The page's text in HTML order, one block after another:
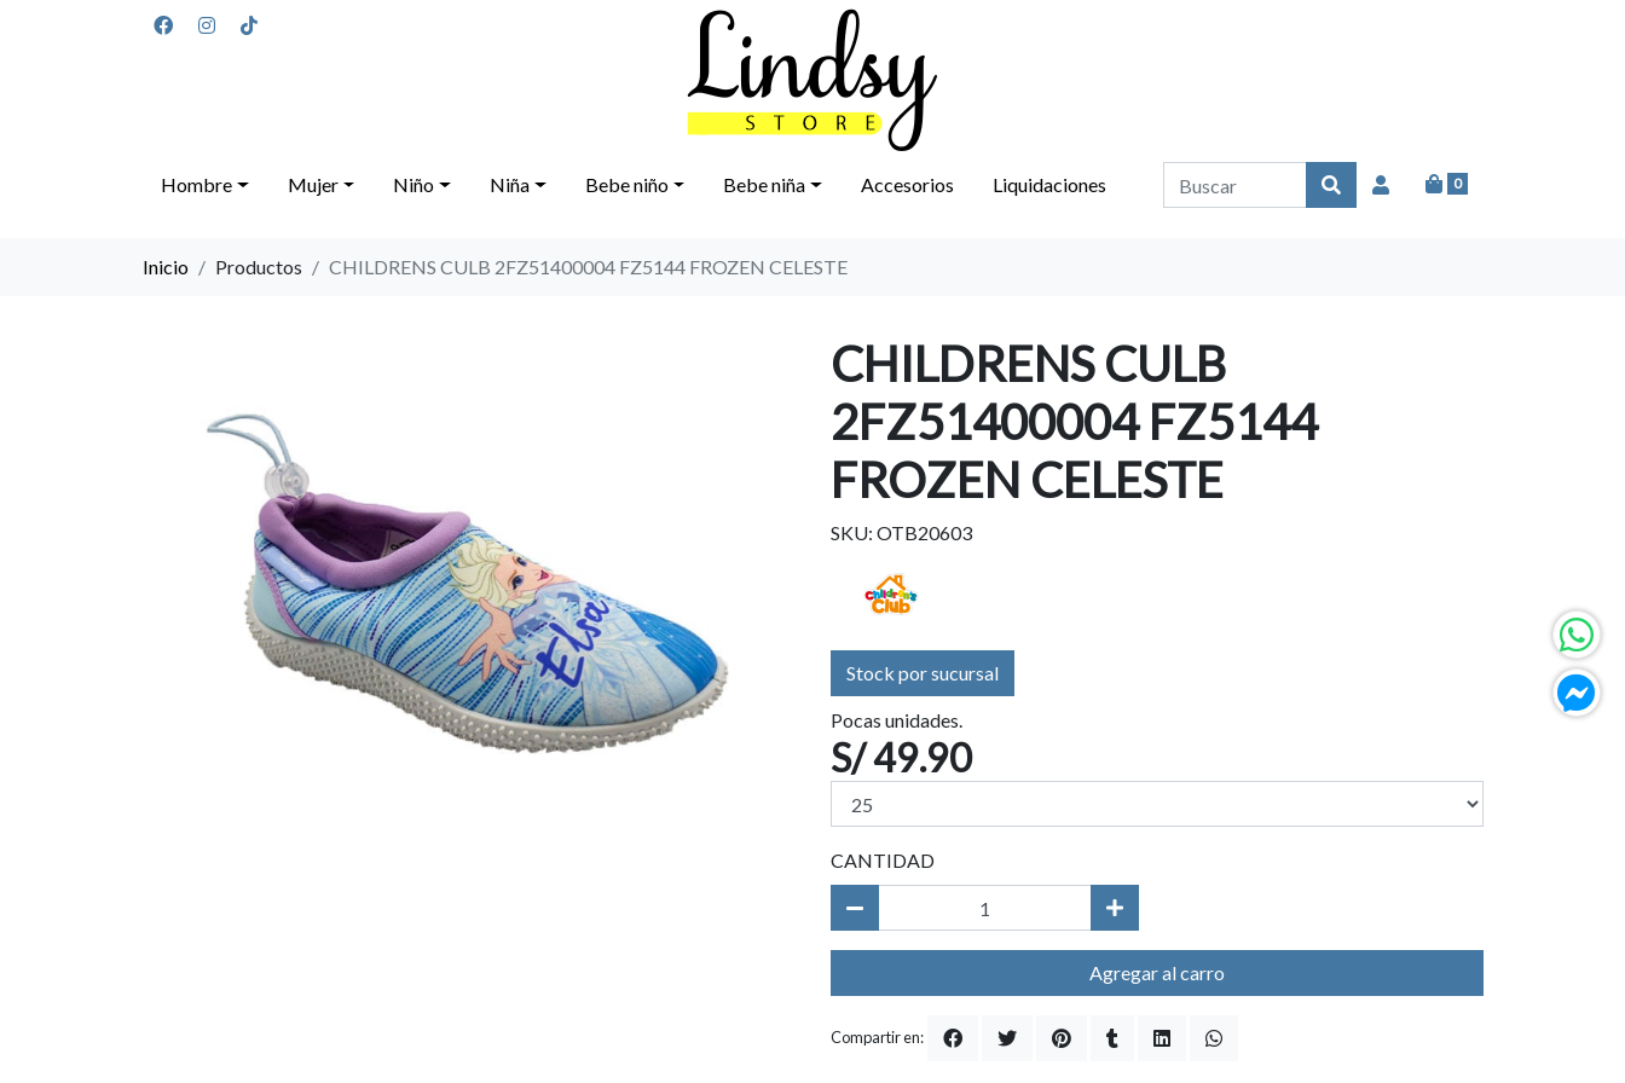
0
Hombre Mujer Niño Niña Bebe niño Bebe niña Accesorios Liquidaciones
Inicio Productos CHILDRENS CULB 2FZ51400004 FZ5144 FROZEN CELESTE
CHILDRENS CULB
2FZ51400004 FZ5144
FROZEN CELESTE
SKU: OTB20603
Stock por sucursal
Pocas unidades.
S/ 49.90
CANTIDAD
Agregar al carro
Compartir en: